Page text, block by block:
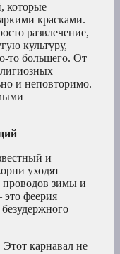
которые
красками.
развлечение,
культуру,
то большего. От
и неповторимо.
и
уходят
проводов зимы и
это феерия
Этот карнавал не